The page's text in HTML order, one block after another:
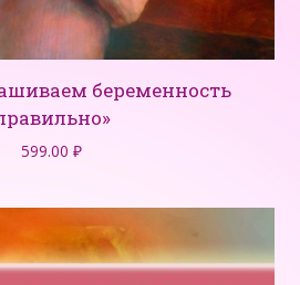
беременность
599.00 ₽